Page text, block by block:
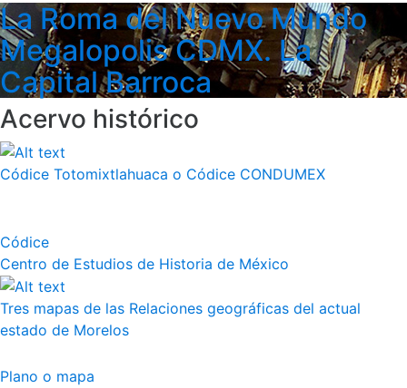
La Roma del Nuevo Mundo
Megalopolis CDMX. La
Capital Barroca
Acervo histórico
Códice Totomixtlahuaca o Códice CONDUMEX
Códice
Centro de Estudios de Historia de México
Tres mapas de las Relaciones geográficas del actual
estado de Morelos
Plano o mapa